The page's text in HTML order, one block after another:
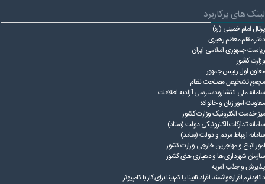
لینک های پرکاربرد
پرتال امام خمینی (ره)
دفتر مقام معظم رهبری
ریاست ‌جمهوری اسلامی ایران
وزارت کشور
معاون اول رییس جمهور
مجمع تشخیص مصلحت نظام
سامانه ملی انتشارودسترسی آزادبه اطلاعات
معاونت امور زنان و خانواده
میز خدمت الکترونیک وزارت کشور
سامانه تدارکات الکترونیکی دولت (ستاد)
سامانه ارتباط مردم و دولت (سامد)
امور اتباع و مهاجرین خارجی وزارت کشور
سازمان شهرداری ها و دهیاری های کشور
پذیرش و جذب امریه
دانلودنرم افزارهوشمند افراد نابینا یا کم‌بینا برای کار با کامپیوتر